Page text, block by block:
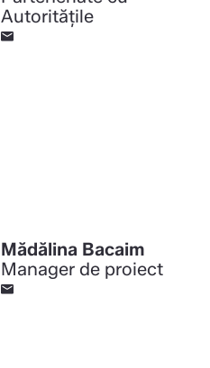
Autoritățile
Mădălina Bacaim
Manager de proiect